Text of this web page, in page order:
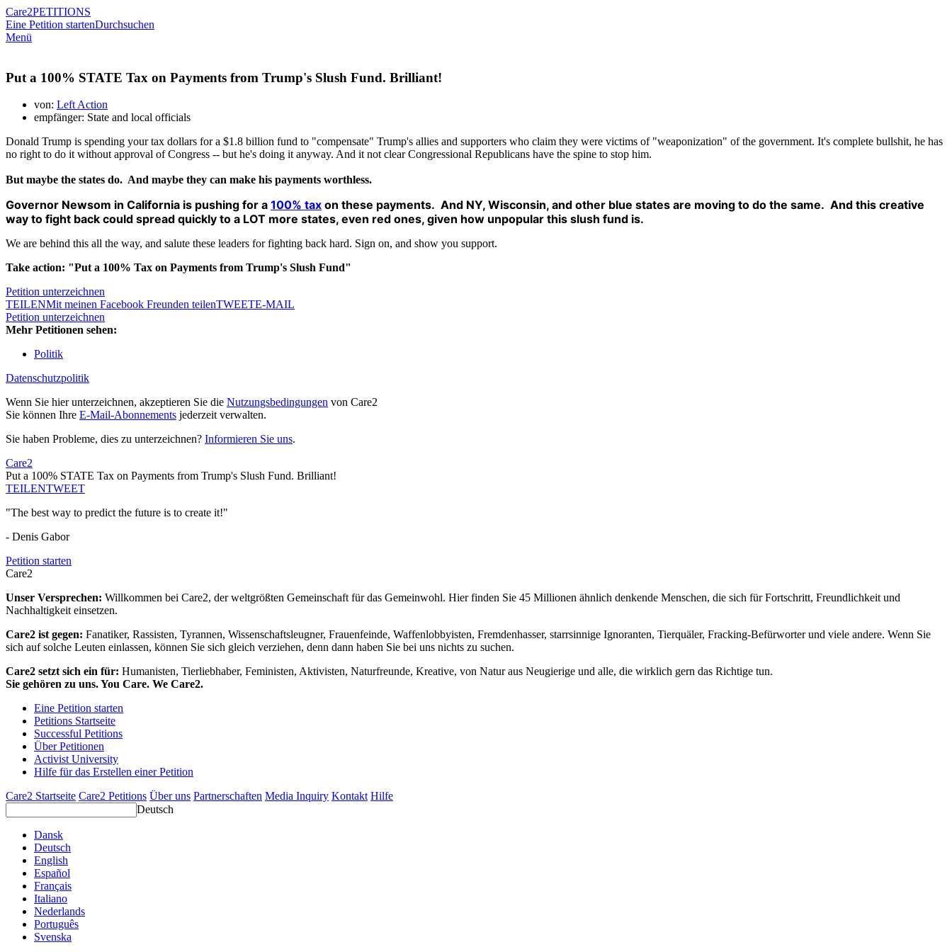
Care2PETITIONS
Eine Petition startenDurchsuchen
Menü
Put a 100% STATE Tax on Payments from Trump's Slush Fund. Brilliant!
von: Left Action
empfänger: State and local officials
Donald Trump is spending your tax dollars for a $1.8 billion fund to "compensate" Trump's allies and supporters who claim they were victims of "weaponization" of the government. It's complete bullshit, he has
no right to do it without approval of Congress -- but he's doing it anyway. And it not clear Congressional Republicans have the spine to stop him.
But maybe the states do. And maybe they can make his payments worthless.
Governor Newsom in California is pushing for a 100% tax on these payments. And NY, Wisconsin, and other blue states are moving to do the same. And this creative
way to fight back could spread quickly to a LOT more states, even red ones, given how unpopular this slush fund is.
We are behind this all the way, and salute these leaders for fighting back hard. Sign on, and show you support.
Take action: "Put a 100% Tax on Payments from Trump's Slush Fund"
Petition unterzeichnen
TEILENMit meinen Facebook Freunden teilenTWEETE-MAIL
Petition unterzeichnen
Mehr Petitionen sehen:
Politik
Datenschutzpolitik
Wenn Sie hier unterzeichnen, akzeptieren Sie die Nutzungsbedingungen von Care2
Sie können Ihre E-Mail-Abonnements jederzeit verwalten.
Sie haben Probleme, dies zu unterzeichnen? Informieren Sie uns.
Care2
Put a 100% STATE Tax on Payments from Trump's Slush Fund. Brilliant!
TEILENTWEET
"The best way to predict the future is to create it!"
- Denis Gabor
Petition starten
Care2
Unser Versprechen: Willkommen bei Care2, der weltgrößten Gemeinschaft für das Gemeinwohl. Hier finden Sie 45 Millionen ähnlich denkende Menschen, die sich für Fortschritt, Freundlichkeit und
Nachhaltigkeit einsetzen.
Care2 ist gegen: Fanatiker, Rassisten, Tyrannen, Wissenschaftsleugner, Frauenfeinde, Waffenlobbyisten, Fremdenhasser, starrsinnige Ignoranten, Tierquäler, Fracking-Befürworter und viele andere. Wenn Sie
sich auf solche Leuten einlassen, können Sie sich gleich verziehen, denn dann haben Sie bei uns nichts zu suchen.
Care2 setzt sich ein für: Humanisten, Tierliebhaber, Feministen, Aktivisten, Naturfreunde, Kreative, von Natur aus Neugierige und alle, die wirklich gern das Richtige tun.
Sie gehören zu uns. You Care. We Care2.
Eine Petition starten
Petitions Startseite
Successful Petitions
Über Petitionen
Activist University
Hilfe für das Erstellen einer Petition
Care2 Startseite Care2 Petitions Über uns Partnerschaften Media Inquiry Kontakt Hilfe
Deutsch
Dansk
Deutsch
English
Español
Français
Italiano
Nederlands
Português
Svenska